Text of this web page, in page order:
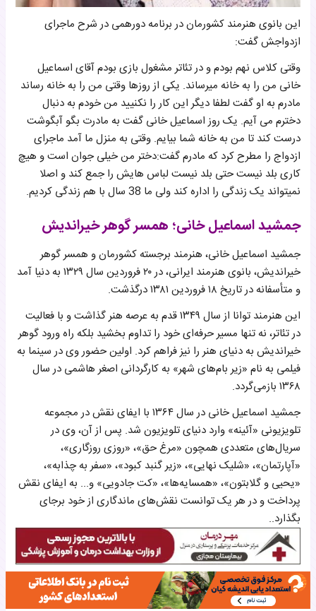
این بانوی هنرمند کشورمان در برنامه دورهمی در شرح ماجرای
ازدواجش گفت:
وقتی کلاس نهم بودم و در تئاتر مشغول بازی بودم آقای اسماعیل
خانی من را به خانه میرساند. یکی از روزها وقتی من را به خانه رساند
مادرم به او گفت لطفا دیگر این کار را نکنیید من خودم به دنبال
دخترم می آیم. یک روز اسماعیل خانی گفت به مادرت بگو آبگوشت
درست کند تا من به خانه شما بیایم. وقتی به منزل ما آمد ماجرای
ازدواج را مطرح کرد که مادرم گفت:دختر من خیلی جوان است و هیچ
کاری بلد نیست حتی بلد نیست لباس هایش را جمع کند و اصلا
نمیتواند یک زندگی را اداره کند ولی ما 38 سال با هم زندگی کردیم.
جمشید اسماعیل خانی؛ همسر گوهر خیراندیش
جمشید اسماعیل خانی، هنرمند برجسته کشورمان و همسر گوهر
خیراندیش، بانوی هنرمند ایرانی، در ۲۰ فروردین سال ۱۳۲۹ به دنیا آمد
و متأسفانه در تاریخ ۱۸ فروردین ۱۳۸۱ درگذشت.
این هنرمند توانا از سال ۱۳۴۹ قدم به عرصه هنر گذاشت و با فعالیت
در تئاتر، نه تنها مسیر حرفه‌ای خود را تداوم بخشید بلکه راه ورود گوهر
خیراندیش به دنیای هنر را نیز فراهم کرد. اولین حضور وی در سینما به
فیلمی به نام «زیر بام‌های شهر» به کارگردانی اصغر هاشمی در سال
۱۳۶۸ بازمی‌گردد.
جمشید اسماعیل خانی در سال ۱۳۶۴ با ایفای نقش در مجموعه
تلویزیونی «آئینه» وارد دنیای تلویزیون شد. پس از آن، وی در
سریال‌های متعددی همچون «مرغ حق»، «روزی روزگاری»،
«آپارتمان»، «شلیک نهایی»، «زیر گنبد کبود»، «سفر به چذابه»،
«یحیی و گلابتون»، «همسایه‌ها»، «کت جادویی» و... به ایفای نقش
پرداخت و در هر یک توانست نقش‌های ماندگاری از خود برجای
بگذارد..